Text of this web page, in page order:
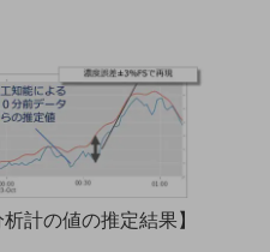
計の値の推定結果】